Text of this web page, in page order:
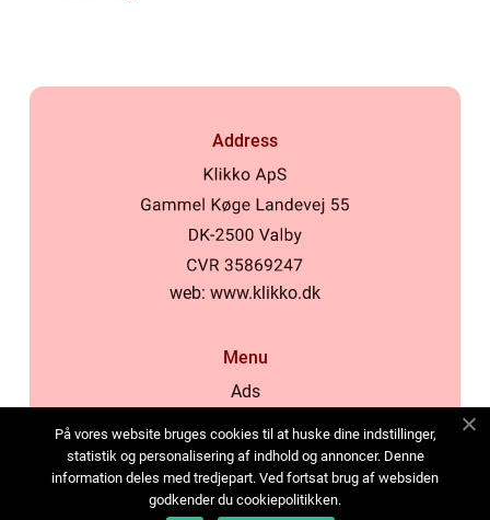
Address
web: www.klikko.dk
Menu
Ads
Cookies
Contact
Sitemap
På vores website bruges cookies til at huske dine indstillinger,
statistik og personalisering af indhold og annoncer. Denne
information deles med tredjepart. Ved fortsat brug af websiden
godkender du cookiepolitikken.